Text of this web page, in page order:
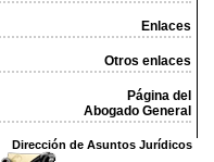
Enlaces
Otros enlaces
Página del
Abogado General
Dirección de Asuntos Jurídicos